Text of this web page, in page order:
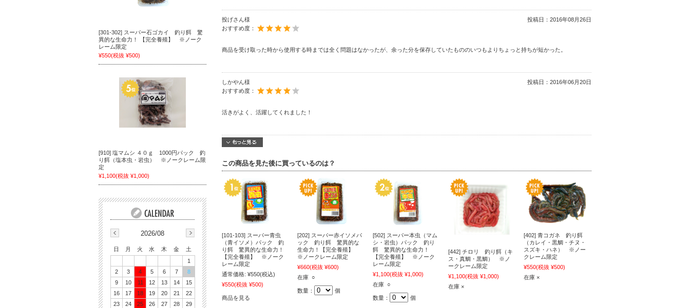
投げさん様 投稿日： 2016年08月26日
おすすめ度：
商品を受け取った時から使用する時までは全く問題はなかったが、余った分を保存していたもののいつもよりちょっと持ちが短かった。
しかやん様 投稿日： 2016年06月20日
おすすめ度：
活きがよく、活躍してくれました！
この商品を見た後に買っているのは？
[101-103] スーパー青虫
（青イソメ）パック 釣
り餌 驚異的な生命力！
【完全養殖】 ※ノーク
レーム限定
通常価格: ¥550(税込)
¥550(税抜 ¥500)
商品を見る
[202] スーパー赤イソメパ
ック 釣り餌 驚異的な
生命力！【完全養殖】
※ノークレーム限定
¥660(税抜 ¥600)
在庫 ○
数量： 個
[502] スーパー本虫（マム
シ・岩虫）パック 釣り
餌 驚異的な生命力！
【完全養殖】 ※ノーク
レーム限定
¥1,100(税抜 ¥1,000)
在庫 ○
数量： 個
[442] チロリ 釣り餌（キ
ス・真鯛・黒鯛） ※ノ
ークレーム限定
¥1,100(税抜 ¥1,000)
在庫 ×
[402] 青コガネ 釣り餌
（カレイ・黒鯛・チヌ・
スズキ・ハネ） ※ノー
クレーム限定
¥550(税抜 ¥500)
在庫 ×
[301-302] スーパー石ゴカイ 釣り餌 驚
異的な生命力！ 【完全養殖】 ※ノーク
レーム限定
¥550(税抜 ¥500)
[910] 塩マムシ ４０ｇ 1000円パック 釣
り餌（塩本虫・岩虫） ※ノークレーム限
定
¥1,100(税抜 ¥1,000)
2026/08
日 月 火 水 木 金
土
1
2
3 4 5 6 7
8
9
10 11 12 13 14
15
16
17 18 19 20 21
22
23
24 25 26 27 28
29